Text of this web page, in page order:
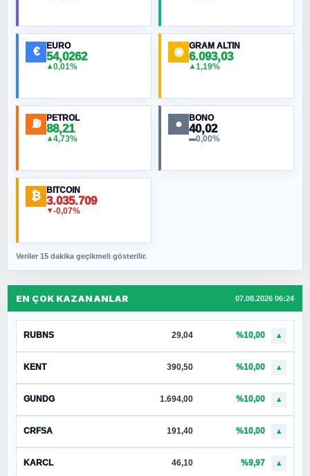
€ EURO
54,0262
▲0,01%
◉ GRAM ALTIN
6.093,03
▲1,19%
⛽ PETROL
88,21
▲4,73%
● BONO
40,02
▬0,00%
₿ BITCOIN
3.035.709
▼-0,07%
Veriler 15 dakika geçikmeli gösterilir.
EN ÇOK KAZANANLAR 07.08.2026 06:24
RUBNS 29,04 %10,00 ▲
KENT 390,50 %10,00 ▲
GUNDG 1.694,00 %10,00 ▲
CRFSA 191,40 %10,00 ▲
KARCL 46,10 %9,97 ▲